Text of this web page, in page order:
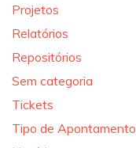
Projetos
Relatórios
Repositórios
Sem categoria
Tickets
Tipo de Apontamento